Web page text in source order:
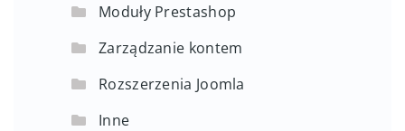
Moduły Prestashop
Zarządzanie kontem
Rozszerzenia Joomla
Inne